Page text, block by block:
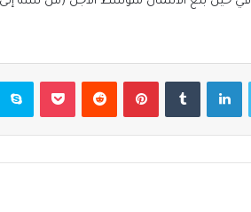
تويتر لينكدإن بينتيريست بوكيت